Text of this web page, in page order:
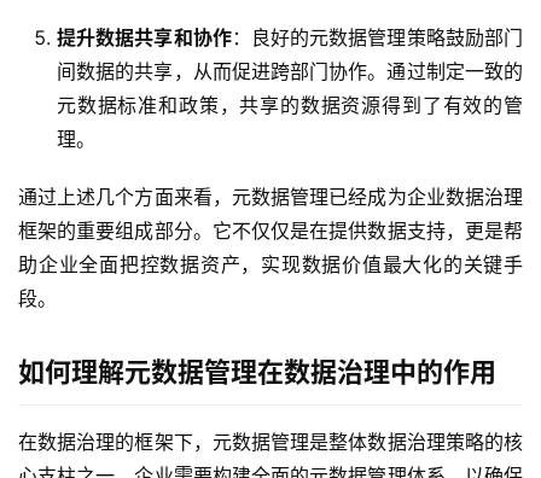
最
提升数据共享和协作：良好的元数据管理策略鼓励部门
间数据的共享，从而促进跨部门协作。通过制定一致的
元数据标准和政策，共享的数据资源得到了有效的管
理。
通过上述几个方面来看，元数据管理已经成为企业数据治理
框架的重要组成部分。它不仅仅是在提供数据支持，更是帮
助企业全面把控数据资产，实现数据价值最大化的关键手
段。
如何理解元数据管理在数据治理中的作用
在数据治理的框架下，元数据管理是整体数据治理策略的核